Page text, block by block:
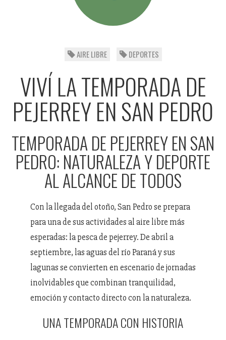
AIRE LIBRE DEPORTES
VIVÍ LA TEMPORADA DE
PEJERREY EN SAN PEDRO
TEMPORADA DE PEJERREY EN SAN
PEDRO: NATURALEZA Y DEPORTE
AL ALCANCE DE TODOS
Con la llegada del otoño, San Pedro se prepara
para una de sus actividades al aire libre más
esperadas: la pesca de pejerrey. De abril a
septiembre, las aguas del río Paraná y sus
lagunas se convierten en escenario de jornadas
inolvidables que combinan tranquilidad,
emoción y contacto directo con la naturaleza.
UNA TEMPORADA CON HISTORIA